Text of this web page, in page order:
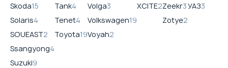
Skoda15
Solaris4
SOUEAST2
Ssangyong4
Suzuki9
Tank4
Tenet4
Toyota19
Volga3
Volkswagen19
Voyah2
XCITE2Zeekr3
Zotye2
УАЗ3